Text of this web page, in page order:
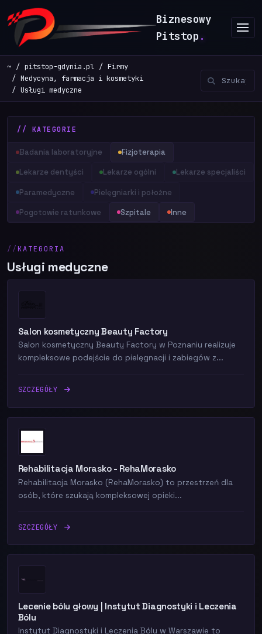
Biznesowy
Pitstop .
~ pitstop-gdynia.pl
Firmy
Medycyna, farmacja i kosmetyki
Usługi medyczne
// KATEGORIE
Badania laboratoryjne Fizjoterapia
Lekarze dentyści Lekarze ogólni Lekarze specjaliści
Paramedyczne Pielęgniarki i położne
Pogotowie ratunkowe Szpitale Inne
KATEGORIA
Usługi medyczne
Salon kosmetyczny Beauty Factory
Salon kosmetyczny Beauty Factory w Poznaniu realizuje
kompleksowe podejście do pielęgnacji i zabiegów z...
SZCZEGÓŁY
Rehabilitacja Morasko - RehaMorasko
Rehabilitacja Morasko (RehaMorasko) to przestrzeń dla
osób, które szukają kompleksowej opieki...
SZCZEGÓŁY
Lecenie bólu głowy | Instytut Diagnostyki i Leczenia
Bólu
Instytut Diagnostyki i Leczenia Bólu w Warszawie to